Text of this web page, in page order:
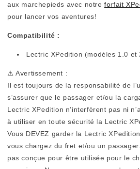
aux marchepieds avec notreforfait
pour lancer vos aventures!
Compatibilité :
Lectric XPedition (modèles 1.0 et
⚠️ Avertissement :
Il est toujours de la responsabilité de
s’assurer que le passager et/ou la
Lectric XPedition n’interfèrent pas ni
à utiliser en toute sécurité la Lectric
Vous DEVEZ garder la Lectric
vous chargez du fret et/ou un
pas conçue pour être utilisée pour le